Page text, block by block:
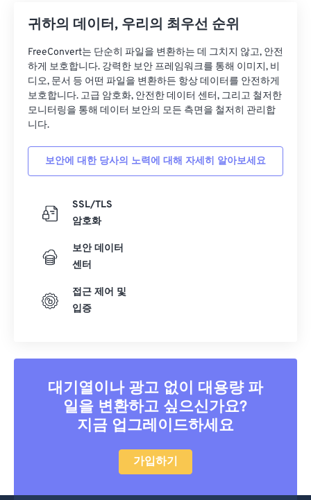
귀하의 데이터, 우리의 최우선 순위
FreeConvert는 단순히 파일을 변환하는 데 그치지 않고, 안전
하게 보호합니다. 강력한 보안 프레임워크를 통해 이미지, 비
디오, 문서 등 어떤 파일을 변환하든 항상 데이터를 안전하게
보호합니다. 고급 암호화, 안전한 데이터 센터, 그리고 철저한
모니터링을 통해 데이터 보안의 모든 측면을 철저히 관리합
니다.
보안에 대한 당사의 노력에 대해 자세히 알아보세요
SSL/TLS
암호화
보안 데이터
센터
접근 제어 및
입증
대기열이나 광고 없이 대용량 파
일을 변환하고 싶으신가요?
지금 업그레이드하세요
가입하기